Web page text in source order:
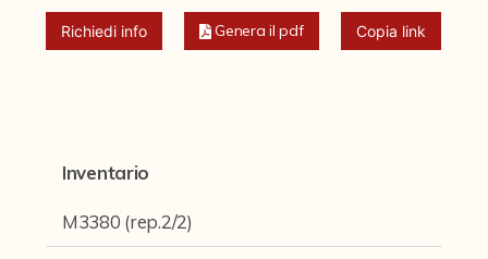
Cataloghi storici
Fotografia e Nuovi Media
Richiedi info Genera il pdf Copia link
Inventario
M3380 (rep.2/2)